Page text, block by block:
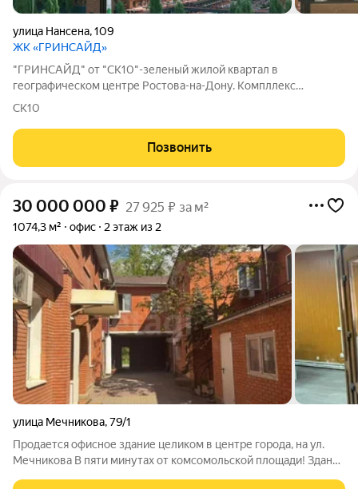
улица Нансена,109
ЖК «ГРИНСАЙД»
"ГРИНСАЙД" от "СК10"-зеленый жилой квартал в
географическом центре Ростова-на-Дону. Компллекс
расположен в границах трех улиц Нагибина, Ленина и Нансена.
расстоянии шага. ТЦ «Горизонт» в 5 минутах,
СК10
Позвонить
30 000 000 ₽ 27 925 ₽ за м²
1074,3 м² офис 2 этаж из 2
улица Мечникова,79/1
Продается офисное здание целиком в центре города, на ул.
Мечникова В пяти минутах от комсомольской площади! Здание